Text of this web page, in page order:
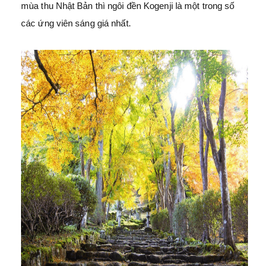
mùa thu Nhật Bản thì ngôi đền Kogenji là một trong số
các ứng viên sáng giá nhất.